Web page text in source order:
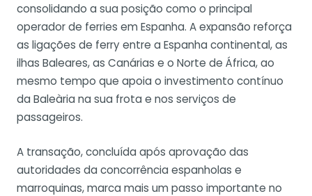
consolidando a sua posição como o principal
operador de ferries em Espanha. A expansão reforça
as ligações de ferry entre a Espanha continental, as
ilhas Baleares, as Canárias e o Norte de África, ao
mesmo tempo que apoia o investimento contínuo
da Baleària na sua frota e nos serviços de
passageiros.
A transação, concluída após aprovação das
autoridades da concorrência espanholas e
marroquinas, marca mais um passo importante no